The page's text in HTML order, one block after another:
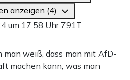
anzeigen (4)
um 17:58 Uhr 791T
man weiß, dass man mit AfD-
machen kann, was man